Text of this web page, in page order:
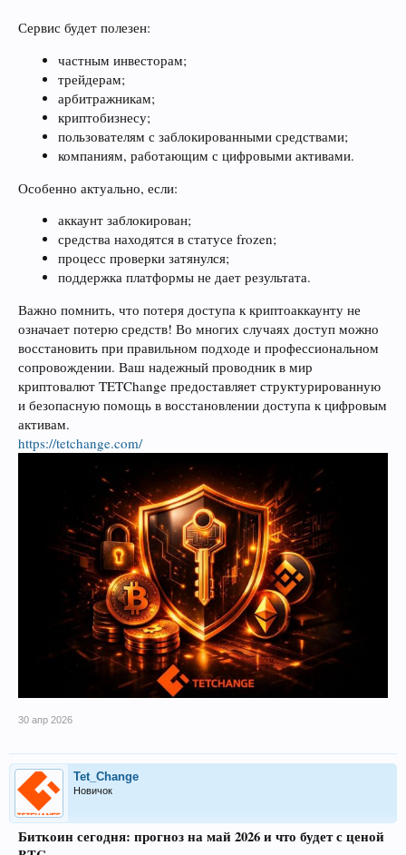
Сервис будет полезен:
частным инвесторам;
трейдерам;
арбитражникам;
криптобизнесу;
пользователям с заблокированными средствами;
компаниям, работающим с цифровыми активами.
Особенно актуально, если:
аккаунт заблокирован;
средства находятся в статусе frozen;
процесс проверки затянулся;
поддержка платформы не дает результата.
Важно помнить, что потеря доступа к криптоаккаунту не
означает потерю средств! Во многих случаях доступ можно
восстановить при правильном подходе и профессиональном
сопровождении. Ваш надежный проводник в мир
криптовалют TETChange предоставляет структурированную
и безопасную помощь в восстановлении доступа к цифровым
активам.
https://tetchange.com/
30 апр 2026
Tet_Change
Новичок
Биткоин сегодня: прогноз на май 2026 и что будет с ценой